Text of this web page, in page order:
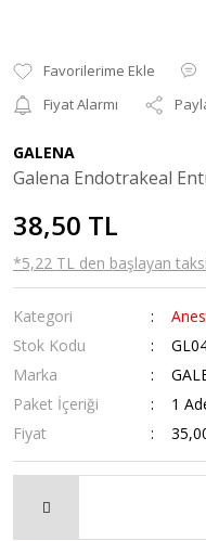
Fiyat Alarmı
GALENA
Galena Endotrakeal
38,50 TL
*5,22 TL den başlayan
Kategori
Stok Kodu
Marka
Paket İçeriği
1
Fiyat